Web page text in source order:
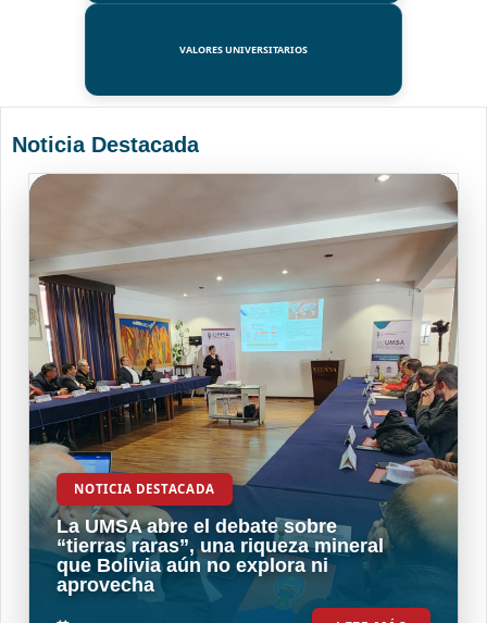
VALORES UNIVERSITARIOS
Noticia Destacada
NOTICIA DESTACADA
La UMSA abre el debate sobre
“tierras raras”, una riqueza mineral
que Bolivia aún no explora ni
aprovecha